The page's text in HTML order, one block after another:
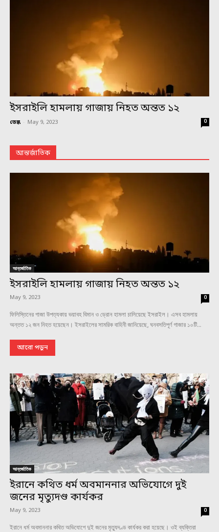
ইসরাইলি হামলায় গাজায় নিহত অন্তত ১২
ডেস্ক - May 9, 2023 0
আন্তর্জাতিক
আন্তর্জাতিক
ইসরাইলি হামলায় গাজায় নিহত অন্তত ১২
May 9, 2023 0
ফিলিস্তিনের গাজা উপত্যকায় ভয়াবহ বিমান ও ড্রোন হামলা চালিয়েছে ইসরাইল। এসব হামলায়
অন্তত ১২ জন নিহত হয়েছেন। ইসরাইলের সামরিক বাহিনী জানিয়েছে, ঘনবসতিপূর্ণ গাজার ১০টি...
আরো পড়ুন
আন্তর্জাতিক
ইরানে কথিত ধর্ম অবমাননার অভিযোগে দুই
জনের মৃত্যুদণ্ড কার্যকর
May 9, 2023 0
ইরানে ধর্ম অবমাননার কথিত অভিযোগে দুই জনের মৃত্যুদণ্ড কার্যকর করা হয়েছে। ওই ব্যক্তিরা